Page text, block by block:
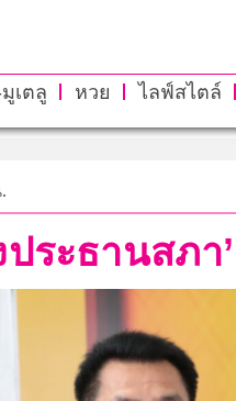
เตลู หวย ไลฟ์สไตล์
ประธานสภ